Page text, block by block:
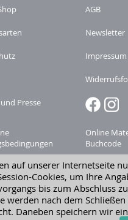
auf unserer Internetseite
Cookies, um Ihre
bis zum Abschluss
werden nach dem
Daneben speichern wir
AGB
Newsletter
Impressum
Presse
Online
Buchcode
kündigen